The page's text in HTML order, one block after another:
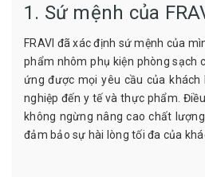
1. Sứ mệnh của
FRAVI đã xác định sứ mệnh của
phẩm nhôm phụ kiện phòng sạch
ứng được mọi yêu cầu của
nghiệp đến y tế và thực phẩm.
không ngừng nâng cao chất
đảm bảo sự hài lòng tối đa của